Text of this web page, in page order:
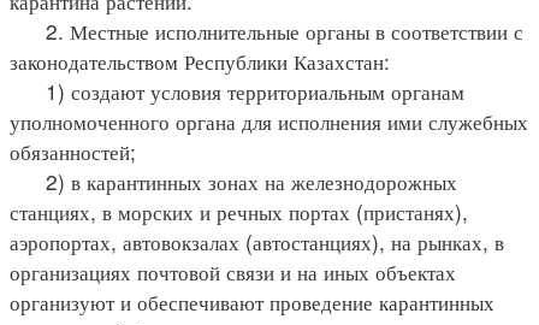
2. Местные исполнительные органы в соответствии с
законодательством Республики Казахстан:
1) создают условия территориальным органам
уполномоченного органа для исполнения ими служебных
обязанностей;
2) в карантинных зонах на железнодорожных
станциях, в морских и речных портах (пристанях),
аэропортах, автовокзалах (автостанциях), на рынках, в
организациях почтовой связи и на иных объектах
организуют и обеспечивают проведение карантинных